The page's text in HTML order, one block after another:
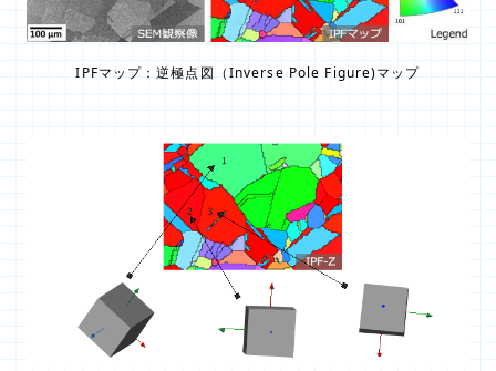
IPFマップ：逆極点図（Inverse Pole Figure)マップ